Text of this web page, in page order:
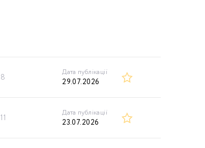
8 Дата публікації
29.07.2026
11 Дата публікації
23.07.2026